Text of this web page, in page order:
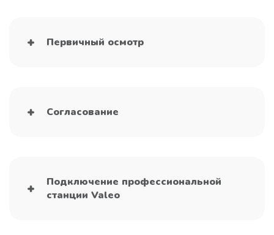
Первичный осмотр
Согласование
Подключение профессиональной
станции Valeo